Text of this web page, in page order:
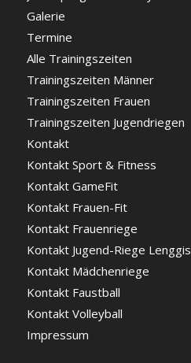
Galerie
Termine
Alle Trainingszeiten
Trainingszeiten Männer
Trainingszeiten Frauen
Trainingszeiten Jugendriegen
Kontakt
Kontakt Sport & Fitness
Kontakt GameFit
Kontakt Frauen-Fit
Kontakt Frauenriege
Kontakt Jugend-Riege Lenggis
Kontakt Mädchenriege
Kontakt Faustball
Kontakt Volleyball
Impressum